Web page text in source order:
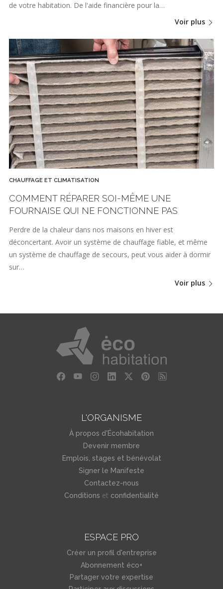
de votre habitation. De l'aide financière pour la…
Voir plus
CHAUFFAGE ET CLIMATISATION
COMMENT RÉPARER SOI-MÊME UNE
FOURNAISE QUI NE FONCTIONNE PAS
Perdre de la chaleur dans nos maisons en hiver est
déconcertant. Avoir un système de chauffage fiable, et même
un système de chauffage de secours, peut vous aider à dormir
sur…
Voir plus
L'ORGANISME
À propos d'Écohabitation
Devenir membre
Emplois, stages et bénévolat
Signer le Manifeste
Contactez-nous
Conditions et confidentialité
ESPACE PRO
Créer un profil d'entreprise
Abonnement éco+
Partager votre expertise